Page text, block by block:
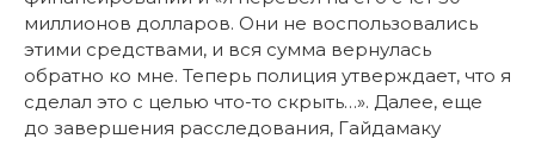
миллионов долларов. Они не воспользовались
этими средствами, и вся сумма вернулась
обратно ко мне. Теперь полиция утверждает, что я
сделал это с целью что-то скрыть…». Далее, еще
до завершения расследования, Гайдамаку